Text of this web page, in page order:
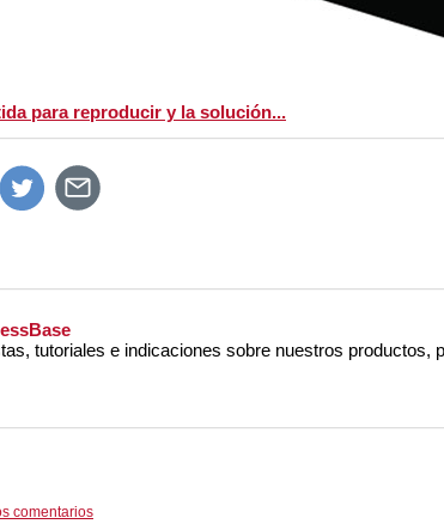
para reproducir y la solución...
tutoriales e indicaciones sobre nuestros productos,
comentarios